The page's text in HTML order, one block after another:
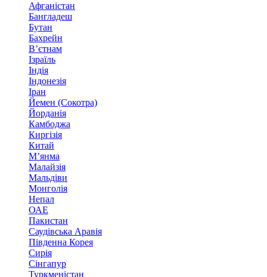
Афганістан
Бангладеш
Бутан
Бахрейн
В’єтнам
Ізраїль
Індія
Індонезія
Іран
Йемен (Сокотра)
Йорданія
Камбоджа
Киргізія
Китай
М’янма
Малайзія
Мальдіви
Монголія
Непал
ОАЕ
Пакистан
Саудівська Аравія
Південна Корея
Сирія
Сінгапур
Туркменістан